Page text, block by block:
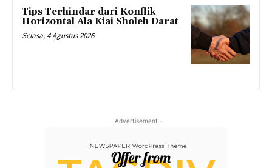
Tips Terhindar dari Konflik
Horizontal Ala Kiai Sholeh Darat
Selasa, 4 Agustus 2026
- Advertisement -